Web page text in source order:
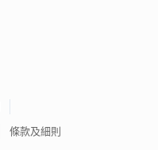
條款及細則